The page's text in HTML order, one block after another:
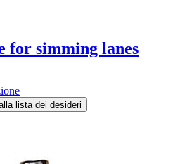
for simming lanes